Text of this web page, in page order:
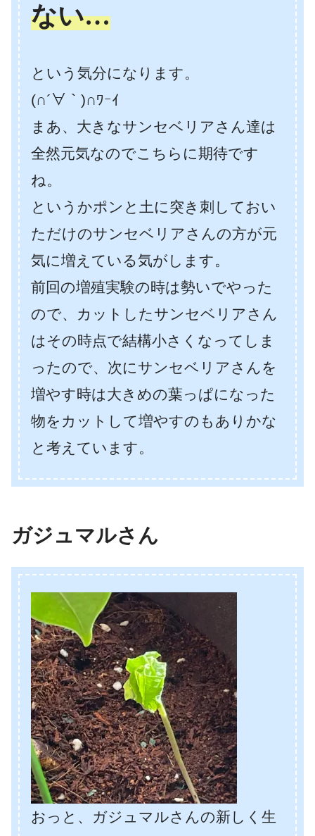
ない…
という気分になります。
(∩´∀｀)∩ﾜｰｲ
まあ、大きなサンセベリアさん達は
全然元気なのでこちらに期待です
ね。
というかポンと土に突き刺しておい
ただけのサンセベリアさんの方が元
気に増えている気がします。
前回の増殖実験の時は勢いでやった
ので、カットしたサンセベリアさん
はその時点で結構小さくなってしま
ったので、次にサンセベリアさんを
増やす時は大きめの葉っぱになった
物をカットして増やすのもありかな
と考えています。
ガジュマルさん
おっと、ガジュマルさんの新しく生